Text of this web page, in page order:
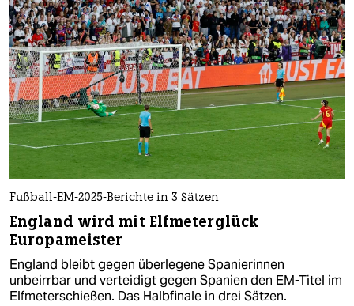
Fußball-EM-2025-Berichte in 3 Sätzen
England wird mit Elfmeterglück
Europameister
England bleibt gegen überlegene Spanierinnen
unbeirrbar und verteidigt gegen Spanien den EM-Titel im
Elfmeterschießen. Das Halbfinale in drei Sätzen.